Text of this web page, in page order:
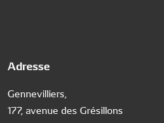
Adresse
Gennevilliers,
177, avenue des Grésillons